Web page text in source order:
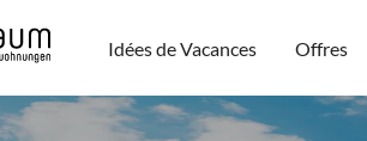
Idées de Vacances Offres